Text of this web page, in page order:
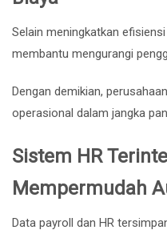
Selain meningkatkan
membantu mengurangi
Dengan demikian,
operasional dalam jangka
Sistem HR
Mempermudah
Data payroll dan HR